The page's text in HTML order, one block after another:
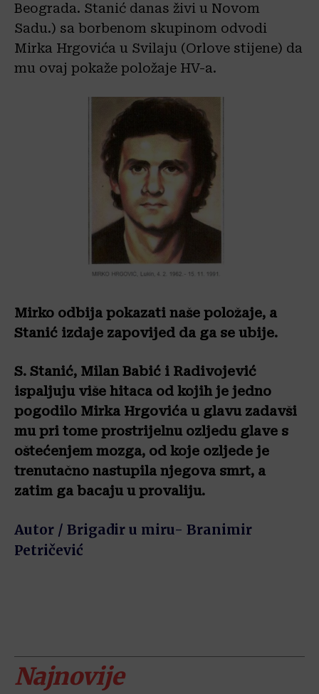
Beograda. Stanić danas živi u Novom
Sadu.) sa borbenom skupinom odvodi
Mirka Hrgovića u Svilaju (Orlove stijene) da
mu ovaj pokaže položaje HV-a.
Mirko odbija pokazati naše položaje, a
Stanić izdaje zapovijed da ga se ubije.
S. Stanić, Milan Babić i Radivojević
ispaljuju više hitaca od kojih je jedno
pogodilo Mirka Hrgovića u glavu zadavši
mu pri tome prostrijelnu ozljedu glave s
oštećenjem mozga, od koje ozljede je
trenutačno nastupila njegova smrt, a
zatim ga bacaju u provaliju.
Autor / Brigadir u miru- Branimir
Petričević
Najnovije